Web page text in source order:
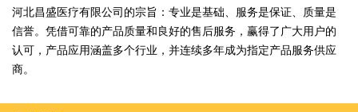
河北昌盛医疗有限公司的宗旨：专业是基础、服务是保证、质量是
信誉。凭借可靠的产品质量和良好的售后服务，赢得了广大用户的
认可，产品应用涵盖多个行业，并连续多年成为指定产品服务供应
商。